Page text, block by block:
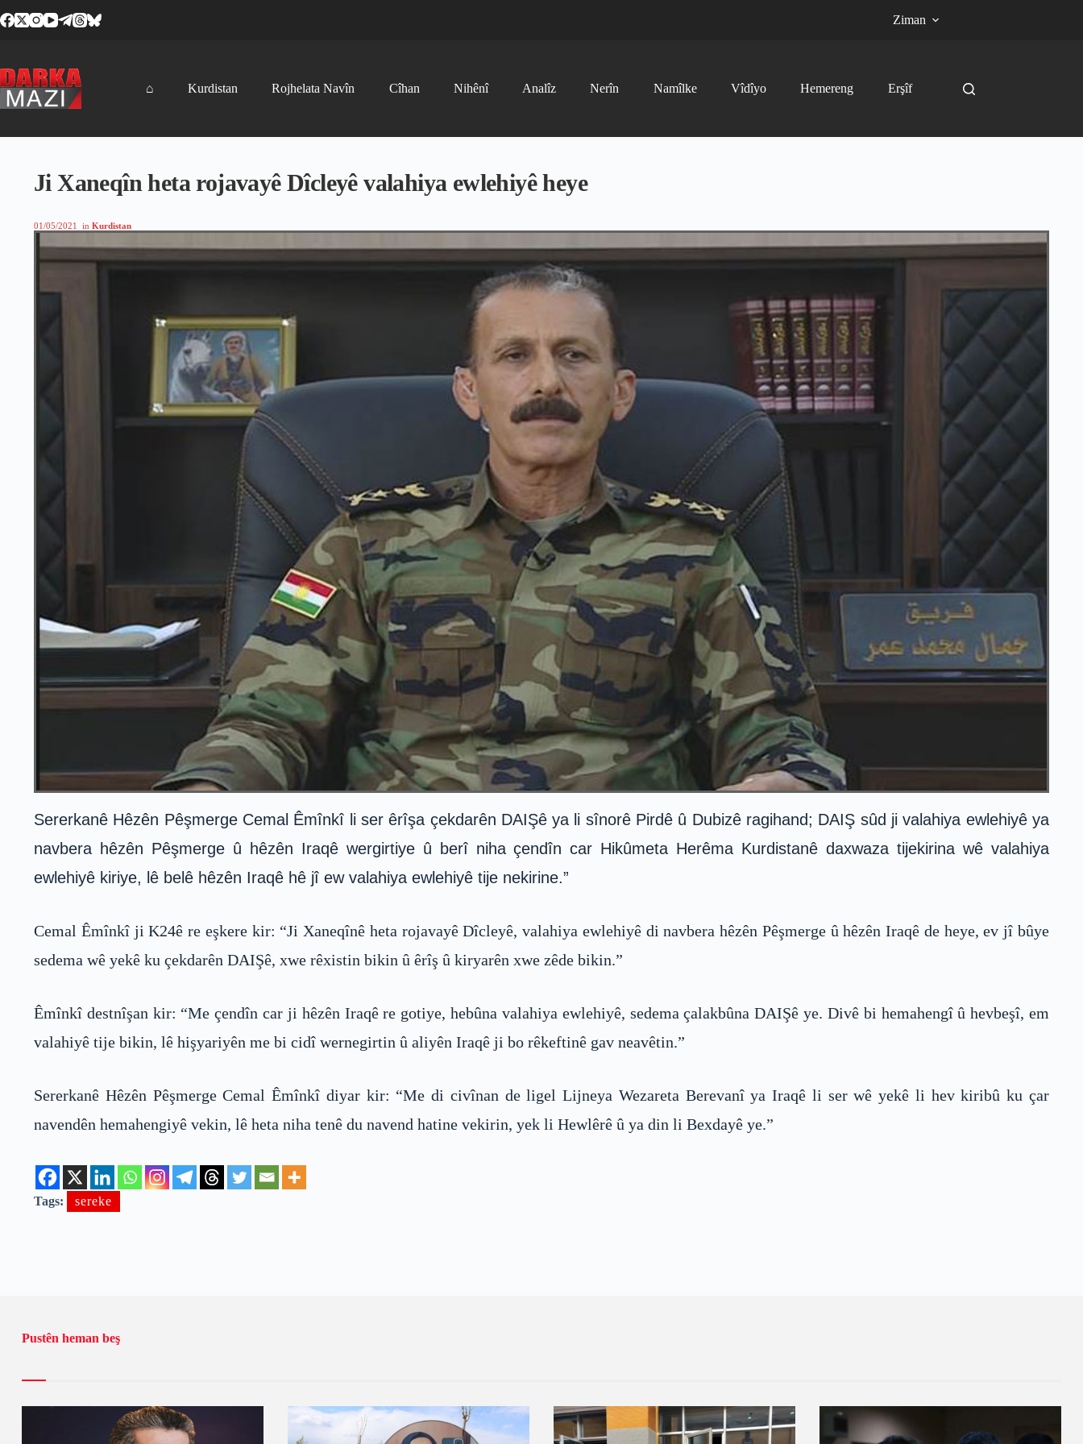
to
Ziman
⌂ Kurdistan Rojhelata Navîn Cîhan Nihênî Analîz Nerîn Namîlke Vîdîyo Hemereng Erşîf
Ji Xaneqîn heta rojavayê Dîcleyê valahiya ewlehiyê heye
01/05/2021 in Kurdistan
Sererkanê Hêzên Pêşmerge Cemal Êmînkî li ser êrîşa çekdarên DAIŞê ya li sînorê Pirdê û Dubizê ragihand; DAIŞ sûd ji valahiya ewlehiyê ya
navbera hêzên Pêşmerge û hêzên Iraqê wergirtiye û berî niha çendîn car Hikûmeta Herêma Kurdistanê daxwaza tijekirina wê valahiya
ewlehiyê kiriye, lê belê hêzên Iraqê hê jî ew valahiya ewlehiyê tije nekirine.”
Cemal Êmînkî ji K24ê re eşkere kir: “Ji Xaneqînê heta rojavayê Dîcleyê, valahiya ewlehiyê di navbera hêzên Pêşmerge û hêzên Iraqê de heye, ev jî bûye
sedema wê yekê ku çekdarên DAIŞê, xwe rêxistin bikin û êrîş û kiryarên xwe zêde bikin.”
Êmînkî destnîşan kir: “Me çendîn car ji hêzên Iraqê re gotiye, hebûna valahiya ewlehiyê, sedema çalakbûna DAIŞê ye. Divê bi hemahengî û hevbeşî, em
valahiyê tije bikin, lê hişyariyên me bi cidî wernegirtin û aliyên Iraqê ji bo rêkeftinê gav neavêtin.”
Sererkanê Hêzên Pêşmerge Cemal Êmînkî diyar kir: “Me di civînan de ligel Lijneya Wezareta Berevanî ya Iraqê li ser wê yekê li hev kiribû ku çar
navendên hemahengiyê vekin, lê heta niha tenê du navend hatine vekirin, yek li Hewlêrê û ya din li Bexdayê ye.”
Tags: sereke
Pustên heman beş